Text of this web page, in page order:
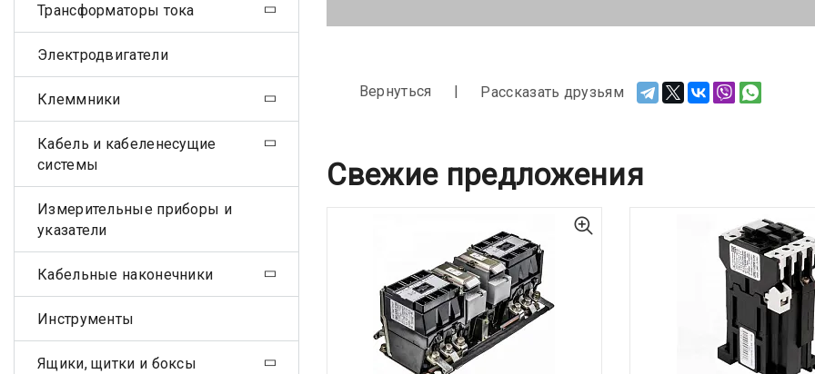
Вернуться Рассказать друзьям
Свежие предложения
Трансформаторы тока
Электродвигатели
Клеммники
Кабель и кабеленесущие
системы
Измерительные приборы и
указатели
Кабельные наконечники
Инструменты
Ящики, щитки и боксы